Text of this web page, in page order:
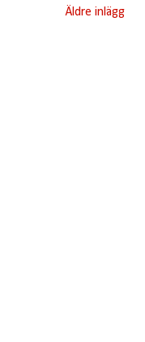
Äldre inlägg